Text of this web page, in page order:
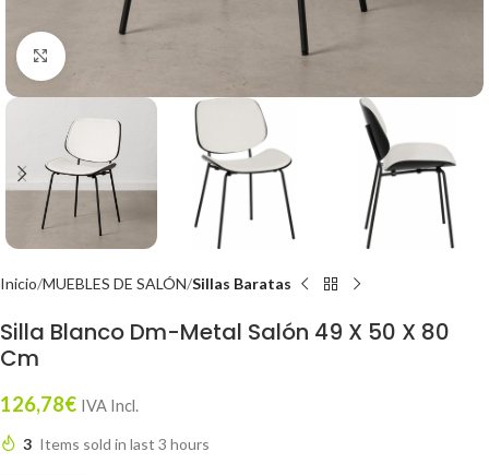
Click to enlarge
Inicio MUEBLES DE SALÓN Sillas Baratas
Silla Blanco Dm-Metal Salón 49 X 50 X 80
Cm
126,78€ IVA Incl.
3 Items sold in last 3 hours